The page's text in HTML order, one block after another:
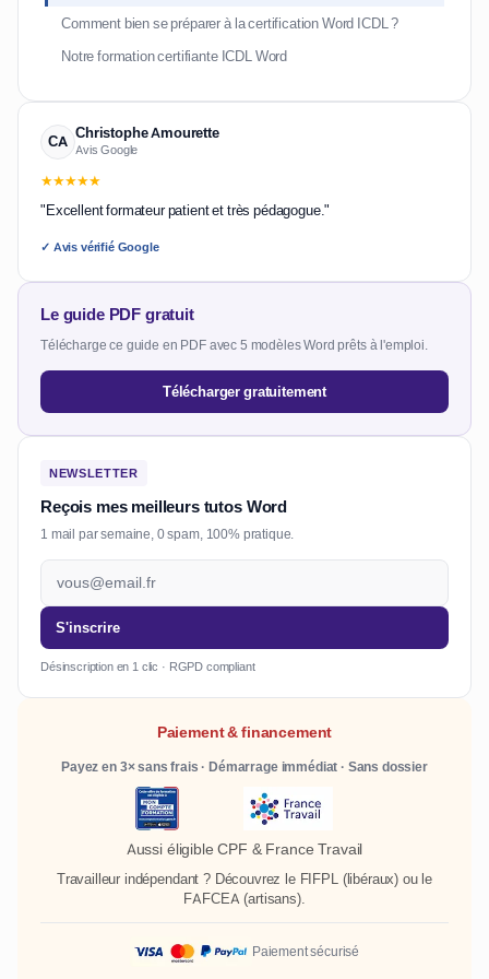
Comment bien se préparer à la certification Word ICDL ?
Notre formation certifiante ICDL Word
CA Christophe Amourette
Avis Google
★★★★★
"Excellent formateur patient et très pédagogue."
✓ Avis vérifié Google
Le guide PDF gratuit
Télécharge ce guide en PDF avec 5 modèles Word prêts à l'emploi.
Télécharger gratuitement
NEWSLETTER
Reçois mes meilleurs tutos Word
1 mail par semaine, 0 spam, 100% pratique.
S'inscrire
Désinscription en 1 clic · RGPD compliant
Paiement & financement
Payez en 3× sans frais · Démarrage immédiat · Sans dossier
Aussi éligible CPF & France Travail
Travailleur indépendant ? Découvrez le FIFPL(libéraux) ou le
FAFCEA (artisans).
Paiement sécurisé